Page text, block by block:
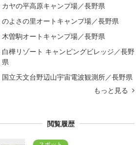
カヤの平高原キャンプ場／長野県
のよさの里オートキャンプ場／長野県
木曽駒オートキャンプ場／長野県
白樺リゾート キャンピングビレッジ／長野
県
国立天文台野辺山宇宙電波観測所／長野県
もっと見る
閲覧履歴